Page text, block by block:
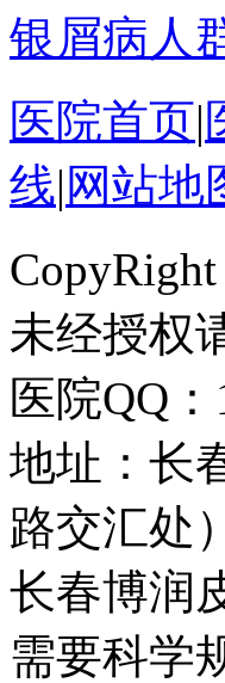
银屑病人
医院首页|
线| 网站地
未经授权
医院QQ
地址：长
路交汇处）
长春博润
需要科学